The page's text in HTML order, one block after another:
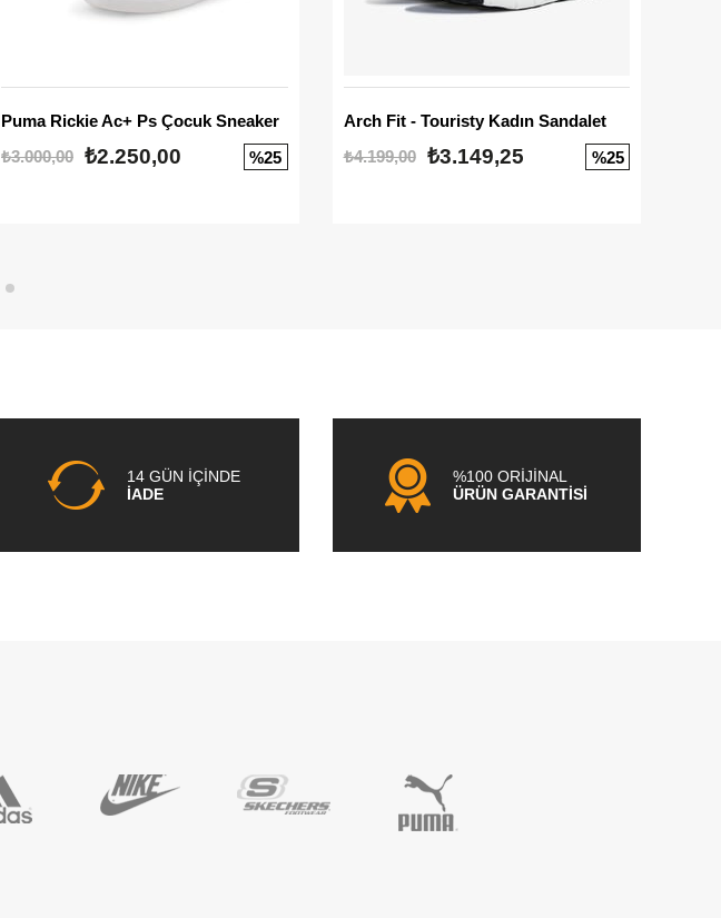
Puma Rickie Ac+ Ps Çocuk Sneaker
₺3.000,00 ₺2.250,00 %25
Arch Fit - Touristy Kadın Sandalet
₺4.199,00
₺3.149,25 %25
14 GÜN İÇİNDE
İADE
%100 ORİJİNAL
ÜRÜN GARANTİSİ